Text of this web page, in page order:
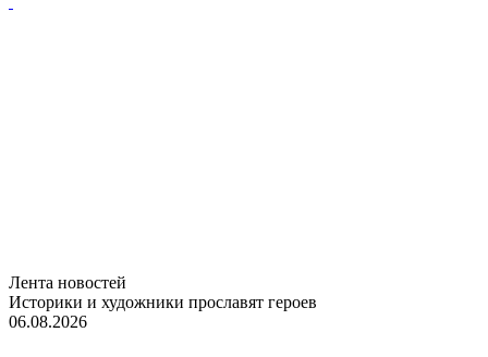
Лента новостей
Историки и художники прославят героев
06.08.2026